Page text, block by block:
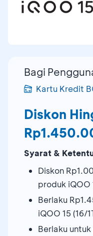
Bagi
Kartu Kredit
Diskon
Syarat &
Diskon
produk iQOO
Berlaku
iQOO 15 (16/
Berlaku